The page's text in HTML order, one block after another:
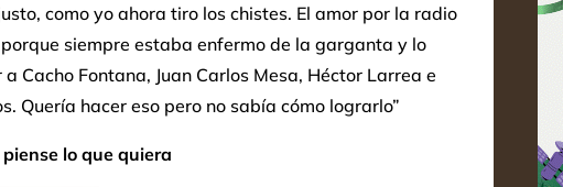
como yo ahora tiro los chistes. El amor por la radio
siempre estaba enfermo de la garganta y lo
Cacho Fontana, Juan Carlos Mesa, Héctor Larrea e
Quería hacer eso pero no sabía cómo lograrlo”
lo que quiera